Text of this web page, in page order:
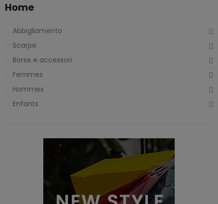
Home
Abbigliamento
Scarpe
Borse e accessori
Femmes
Hommes
Enfants